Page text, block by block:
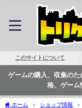
このサイトについて
ゲームの購入、収集の
格、ゲーム
ホーム ショップ情報